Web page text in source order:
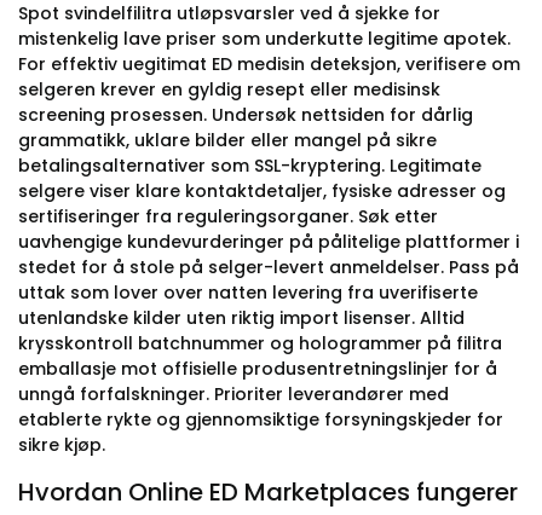
Spot svindelfilitra utløpsvarsler ved å sjekke for
mistenkelig lave priser som underkutte legitime apotek.
For effektiv uegitimat ED medisin deteksjon, verifisere om
selgeren krever en gyldig resept eller medisinsk
screening prosessen. Undersøk nettsiden for dårlig
grammatikk, uklare bilder eller mangel på sikre
betalingsalternativer som SSL-kryptering. Legitimate
selgere viser klare kontaktdetaljer, fysiske adresser og
sertifiseringer fra reguleringsorganer. Søk etter
uavhengige kundevurderinger på pålitelige plattformer i
stedet for å stole på selger-levert anmeldelser. Pass på
uttak som lover over natten levering fra uverifiserte
utenlandske kilder uten riktig import lisenser. Alltid
krysskontroll batchnummer og hologrammer på filitra
emballasje mot offisielle produsentretningslinjer for å
unngå forfalskninger. Prioriter leverandører med
etablerte rykte og gjennomsiktige forsyningskjeder for
sikre kjøp.
Hvordan Online ED Marketplaces fungerer